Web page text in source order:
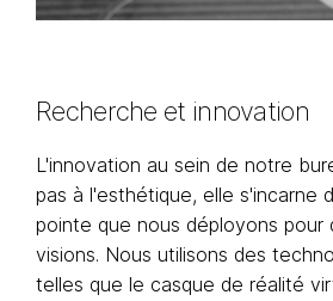
Recherche et innovation
L'innovation au sein de notre
pas à l'esthétique, elle s'incarne
pointe que nous déployons pour
visions. Nous utilisons des
telles que le casque de réalité